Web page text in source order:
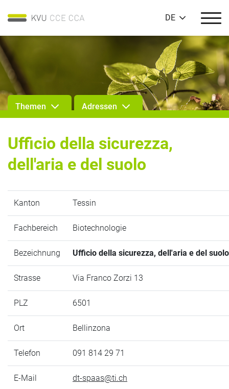
DE
Themen Adressen
Ufficio della sicurezza,
dell'aria e del suolo
Kanton Tessin
Fachbereich Biotechnologie
Bezeichnung Ufficio della sicurezza, dell'aria e del suolo
Strasse Via Franco Zorzi 13
PLZ 6501
Ort Bellinzona
Telefon 091 814 29 71
E-Mail dt-spaas@ti.ch